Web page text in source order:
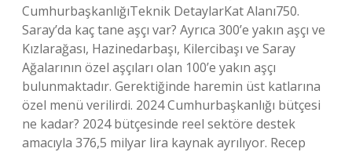
CumhurbaşkanlığıTeknik DetaylarKat Alanı750.
Saray’da kaç tane aşçı var? Ayrıca 300’e yakın aşçı ve
Kızlarağası, Hazinedarbaşı, Kilercibaşı ve Saray
Ağalarının özel aşçıları olan 100’e yakın aşçı
bulunmaktadır. Gerektiğinde haremin üst katlarına
özel menü verilirdi. 2024 Cumhurbaşkanlığı bütçesi
ne kadar? 2024 bütçesinde reel sektöre destek
amacıyla 376,5 milyar lira kaynak ayrılıyor. Recep